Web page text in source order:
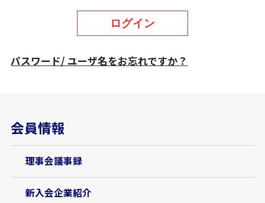
ログイン
パスワード/ ユーザ名をお忘れですか？
会員情報
理事会議事録
新入会企業紹介